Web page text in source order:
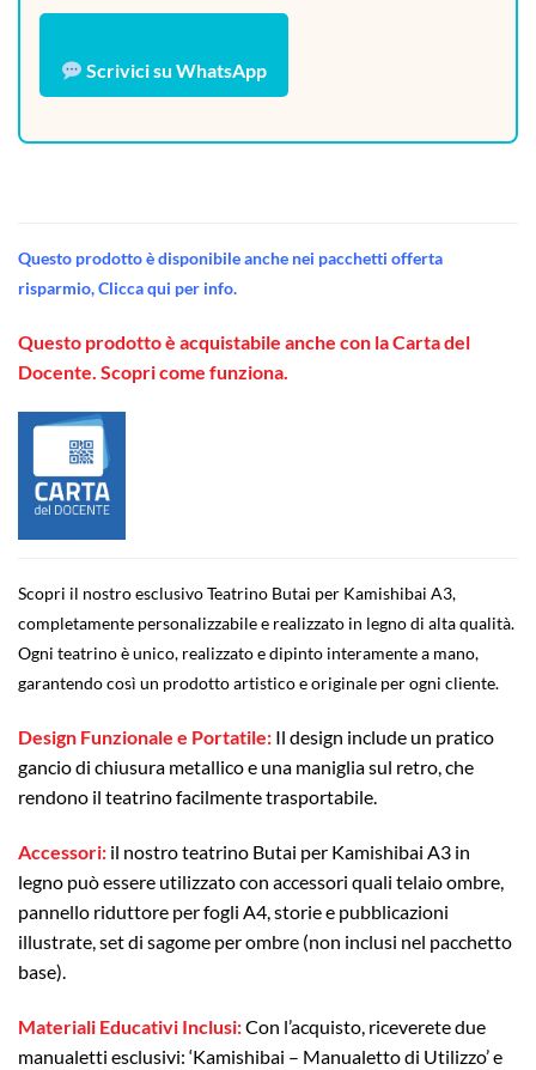
Scrivici su WhatsApp
Questo prodotto è disponibile anche nei pacchetti offerta
risparmio, Clicca qui per info.
Questo prodotto è acquistabile anche con la Carta del
Docente. Scopri come funziona.
Scopri il nostro esclusivo Teatrino Butai per Kamishibai A3,
completamente personalizzabile e realizzato in legno di alta qualità.
Ogni teatrino è unico, realizzato e dipinto interamente a mano,
garantendo così un prodotto artistico e originale per ogni cliente.
Design Funzionale e Portatile: Il design include un pratico
gancio di chiusura metallico e una maniglia sul retro, che
rendono il teatrino facilmente trasportabile.
Accessori: il nostro teatrino Butai per Kamishibai A3 in
legno può essere utilizzato con accessori quali telaio ombre,
pannello riduttore per fogli A4, storie e pubblicazioni
illustrate, set di sagome per ombre (non inclusi nel pacchetto
base).
Materiali Educativi Inclusi:Con l’acquisto, riceverete due
manualetti esclusivi: ‘Kamishibai – Manualetto di Utilizzo’ e